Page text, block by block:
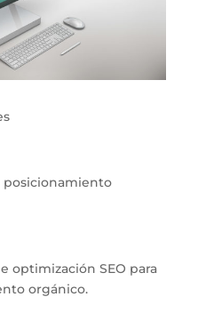
posicionamiento
optimización SEO para
orgánico.